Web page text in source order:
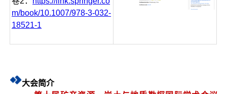
m/book/10.1007/978-3-032-
18521-1
大会简介